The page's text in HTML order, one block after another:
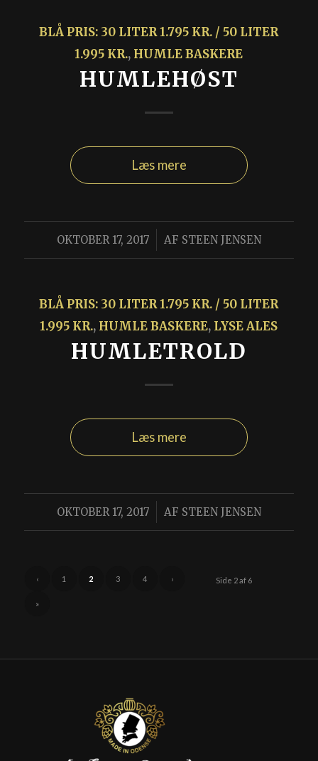
BLÅ PRIS: 30 LITER 1.795 KR. / 50 LITER
1.995 KR., HUMLE BASKERE
HUMLEHØST
Læs mere
OKTOBER 17, 2017
/ AF STEEN JENSEN
BLÅ PRIS: 30 LITER 1.795 KR. / 50 LITER
1.995 KR., HUMLE BASKERE, LYSE ALES
HUMLETROLD
Læs mere
OKTOBER 17, 2017
/ AF STEEN JENSEN
Side 2 af 6
‹ 1 2 3 4 ›
»